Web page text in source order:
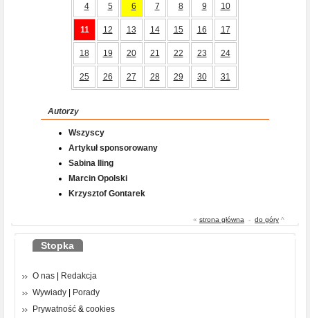
4 5 6 7 8 9 10
11 12 13 14 15 16 17
18 19 20 21 22 23 24
25 26 27 28 29 30 31
Autorzy
Wszyscy
Artykuł sponsorowany
Sabina Iling
Marcin Opolski
Krzysztof Gontarek
« strona główna - do góry ^
Stopka
O nas
Redakcja
Wywiady
Porady
Prywatność & cookies